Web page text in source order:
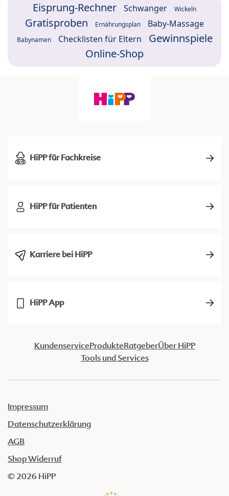
Eisprung-Rechner Schwanger Wickeln
Gratisproben Ernährungsplan Baby-Massage
Babynamen Checklisten für Eltern
Gewinnspiele
Online-Shop
HiPP für Fachkreise
HiPP für Patienten
Karriere bei HiPP
HiPP App
KundenserviceProdukteRatgeberÜber HiPP
Tools und Services
Impressum
Datenschutzerklärung
AGB
Shop Widerruf
© 2026 HiPP